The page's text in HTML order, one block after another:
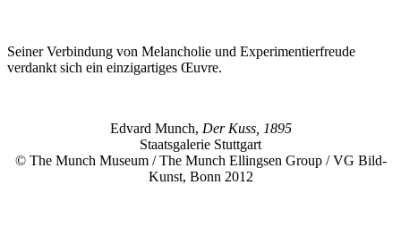
Seiner Verbindung von Melancholie und Experimentierfreude
verdankt sich ein einzigartiges Œuvre.
Edvard Munch, Der Kuss, 1895
Staatsgalerie Stuttgart
© The Munch Museum / The Munch Ellingsen Group / VG Bild-
Kunst, Bonn 2012